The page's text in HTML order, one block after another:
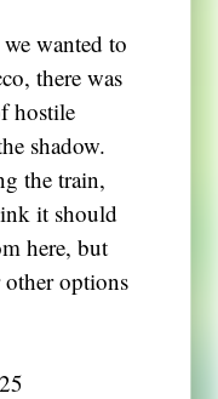
wanted to
there was
hostile
shadow.
the train,
it should
here, but
other options